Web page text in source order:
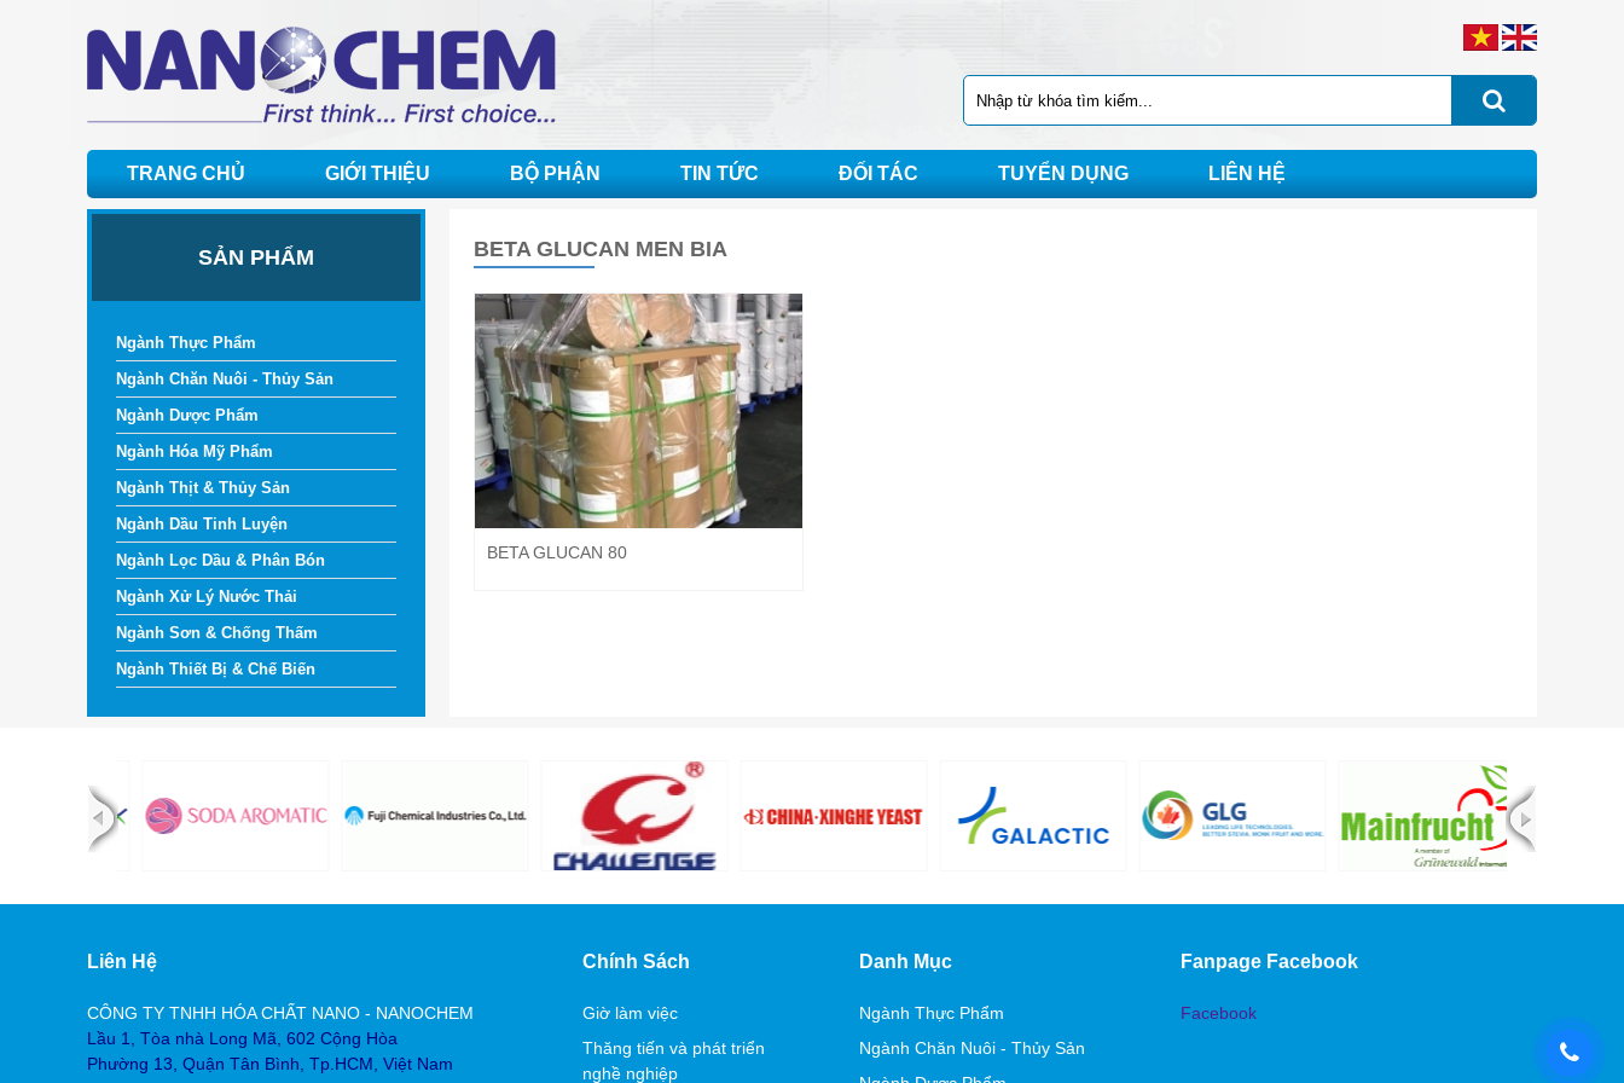
TRANG CHỦ GIỚI THIỆU BỘ PHẬN TIN TỨC ĐỐI TÁC TUYỂN DỤNG LIÊN HỆ
SẢN PHẨM
Ngành Thực Phẩm
Ngành Chăn Nuôi - Thủy Sản
Ngành Dược Phẩm
Ngành Hóa Mỹ Phẩm
Ngành Thịt & Thủy Sản
Ngành Dầu Tinh Luyện
Ngành Lọc Dầu & Phân Bón
Ngành Xử Lý Nước Thải
Ngành Sơn & Chống Thấm
Ngành Thiết Bị & Chế Biến
BETA GLUCAN MEN BIA
BETA GLUCAN 80
Liên Hệ
CÔNG TY TNHH HÓA CHẤT NANO - NANOCHEM
Lầu 1, Tòa nhà Long Mã, 602 Cộng Hòa
Phường 13, Quận Tân Bình, Tp.HCM, Việt Nam
Chính Sách
Giờ làm việc
Thăng tiến và phát triển
nghề nghiệp
Danh Mục
Ngành Thực Phẩm
Ngành Chăn Nuôi - Thủy Sản
Fanpage Facebook
Facebook